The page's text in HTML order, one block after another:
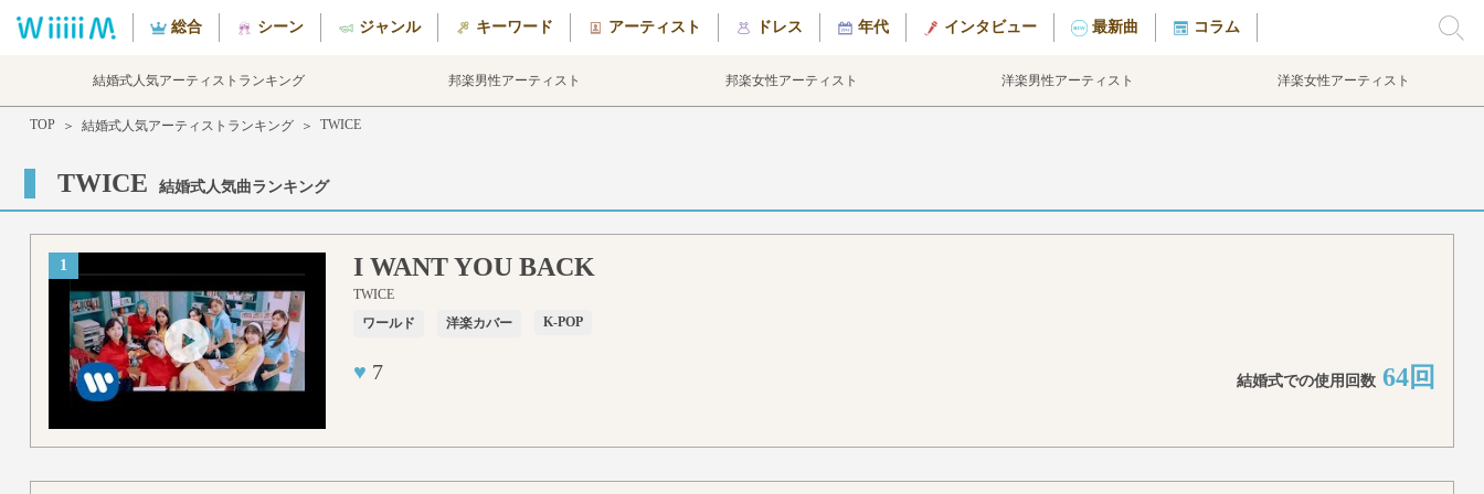
総合 シーン ジャンル キーワード アーティスト ドレス 年代 インタビュー 最新曲 コラム
結婚式人気アーティストランキング 邦楽男性アーティスト 邦楽女性アーティスト 洋楽男性アーティスト 洋楽女性アーティスト
TOP ＞ 結婚式人気アーティストランキング ＞ TWICE
TWICE 結婚式人気曲ランキング
1 I WANT YOU BACK
TWICE
ワールド
洋楽カバー K-POP
♥ 7 結婚式での使用回数 64回